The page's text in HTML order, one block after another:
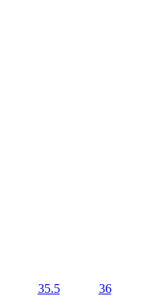
35.5 36